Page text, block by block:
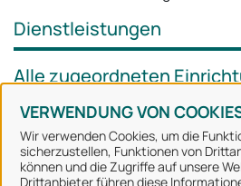
VERWENDUNG VON
Wir verwenden Cookies, um die
sicherzustellen, Funktionen von
können und die Zugriffe auf unsere
Drittanbieter führen diese
Dienstleistungen
Alle zugeordneten